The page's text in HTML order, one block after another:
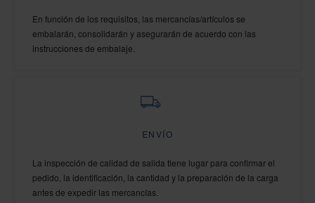
En función de los requisitos, las mercancías/artículos se
embalarán, consolidarán y asegurarán de acuerdo con las
instrucciones de embalaje.
ENVÍO
La inspección de calidad de salida tiene lugar para confirmar el
pedido, la identificación, la cantidad y la preparación de la carga
antes de expedir las mercancías.